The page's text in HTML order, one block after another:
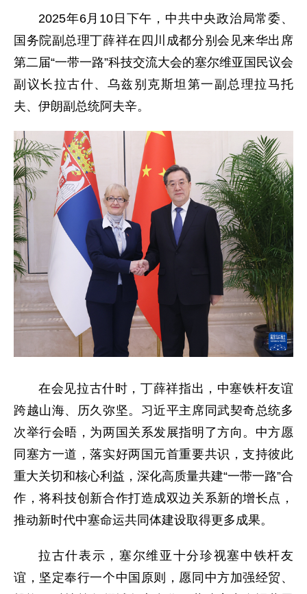
2025年6月10日下午，中共中央政治局常委、
国务院副总理丁薛祥在四川成都分别会见来华出席
第二届“一带一路”科技交流大会的塞尔维亚国民议会
副议长拉古什、乌兹别克斯坦第一副总理拉马托
夫、伊朗副总统阿夫辛。
在会见拉古什时，丁薛祥指出，中塞铁杆友谊
跨越山海、历久弥坚。习近平主席同武契奇总统多
次举行会晤，为两国关系发展指明了方向。中方愿
同塞方一道，落实好两国元首重要共识，支持彼此
重大关切和核心利益，深化高质量共建“一带一路”合
作，将科技创新合作打造成双边关系新的增长点，
推动新时代中塞命运共同体建设取得更多成果。
拉古什表示，塞尔维亚十分珍视塞中铁杆友
谊，坚定奉行一个中国原则，愿同中方加强经贸、